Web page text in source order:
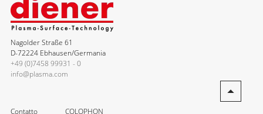
Nagolder Straße 61
D-72224 Ebhausen/Germania
+49 (0)7458 99931 - 0
info@plasma.com
Contatto COLOPHON